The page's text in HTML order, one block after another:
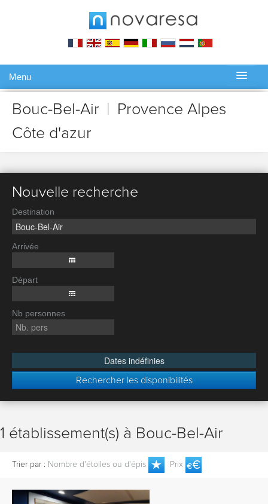
Menu
Gérer ma réservation
Bouc-Bel-Air
Provence Alpes
Côte d'azur
Nouvelle recherche
Destination
Arrivée
Départ
Nb personnes
Dates indéfinies
Rechercher les disponibilités
1 établissement(s) à Bouc-Bel-Air
Trier par : Nombre d'étoiles ou d'épis Prix